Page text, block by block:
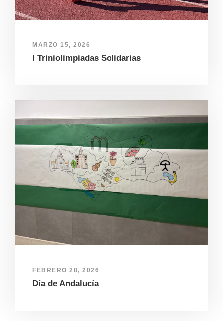
MARZO 15, 2026
I Triniolimpiadas Solidarias
FEBRERO 28, 2026
Día de Andalucía